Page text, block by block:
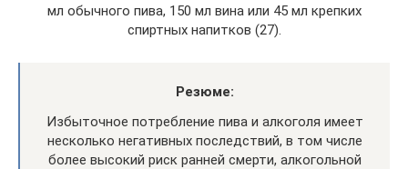
мл обычного пива, 150 мл вина или 45 мл крепких
спиртных напитков (27).
Резюме:
Избыточное потребление пива и алкоголя имеет
несколько негативных последствий, в том числе
более высокий риск ранней смерти, алкогольной